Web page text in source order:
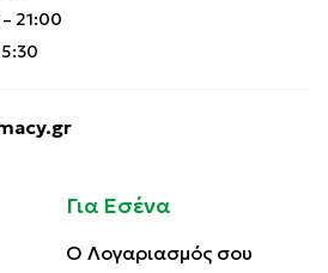
21:00
Για Εσένα
Ο Λογαριασμός σου